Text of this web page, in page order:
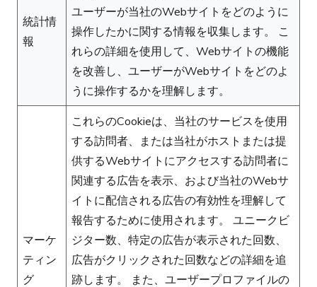
統計情
報
ユーザーが当社のWebサイトをどのように
操作したかに関する情報を収集します。 こ
れらの詳細を使用して、Webサイトの機能
を改善し、ユーザーがWebサイトをどのよ
うに操作するかを理解します。
マーケ
ティン
グ
これらのCookieは、当社のサービスを使用
する訪問者、または当社がホストまたは提
供するWebサイトにアクセスする訪問者に
関連する広告を表示、および当社のWebサ
イトに配信される広告の有効性を理解して
報告するために使用されます。 ユニークビ
ジター数、特定の広告が表示された回数、
広告がクリックされた回数などの詳細を追
跡します。 また、ユーザープロファイルの